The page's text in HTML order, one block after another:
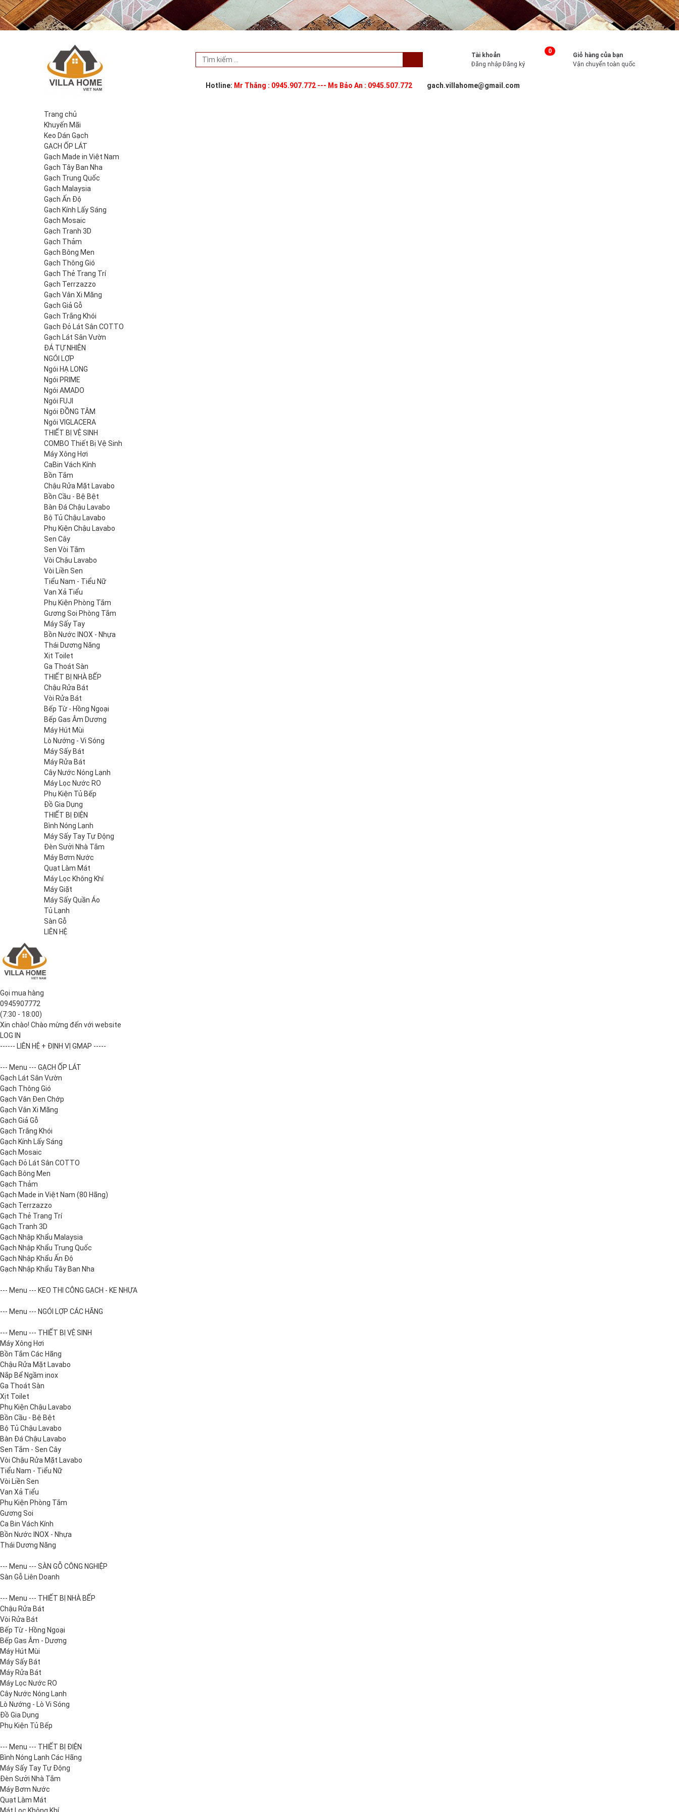
Tài khoản
Đăng nhập Đăng ký
0
Giỏ hàng của bạn
Vận chuyển toàn quốc
Hotline: Mr Thắng : 0945.907.772 --- Ms Bảo An : 0945.507.772 gach.villahome@gmail.com
Trang chủ
Khuyến Mãi
Keo Dán Gạch
GẠCH ỐP LÁT
Gạch Made in Việt Nam
Gạch Tây Ban Nha
Gạch Trung Quốc
Gạch Malaysia
Gạch Ấn Độ
Gạch Kính Lấy Sáng
Gạch Mosaic
Gạch Tranh 3D
Gạch Thảm
Gạch Bông Men
Gạch Thông Gió
Gạch Thẻ Trang Trí
Gạch Terrzazzo
Gạch Vân Xi Măng
Gạch Giả Gỗ
Gạch Trắng Khói
Gạch Đỏ Lát Sân COTTO
Gạch Lát Sân Vườn
ĐÁ TỰ NHIÊN
NGÓI LỢP
Ngói HẠ LONG
Ngói PRIME
Ngói AMADO
Ngói FUJI
Ngói ĐỒNG TÂM
Ngói VIGLACERA
THIẾT BỊ VỆ SINH
COMBO Thiết Bị Vệ Sinh
Máy Xông Hơi
CaBin Vách Kính
Bồn Tắm
Chậu Rửa Mặt Lavabo
Bồn Cầu - Bệ Bệt
Bàn Đá Chậu Lavabo
Bộ Tủ Chậu Lavabo
Phụ Kiện Chậu Lavabo
Sen Cây
Sen Vòi Tắm
Vòi Chậu Lavabo
Vòi Liền Sen
Tiểu Nam - Tiểu Nữ
Van Xả Tiểu
Phụ Kiện Phòng Tắm
Gương Soi Phòng Tắm
Máy Sấy Tay
Bồn Nước INOX - Nhựa
Thái Dương Năng
Xịt Toilet
Ga Thoát Sàn
THIẾT BỊ NHÀ BẾP
Chậu Rửa Bát
Vòi Rửa Bát
Bếp Từ - Hồng Ngoại
Bếp Gas Âm Dương
Máy Hút Mùi
Lò Nướng - Vi Sóng
Máy Sấy Bát
Máy Rửa Bát
Cây Nước Nóng Lạnh
Máy Lọc Nước RO
Phụ Kiện Tủ Bếp
Đồ Gia Dụng
THIẾT BỊ ĐIỆN
Bình Nóng Lạnh
Máy Sấy Tay Tự Động
Đèn Sưởi Nhà Tắm
Máy Bơm Nước
Quạt Làm Mát
Máy Lọc Không Khí
Máy Giặt
Máy Sấy Quần Áo
Tủ Lạnh
Sàn Gỗ
LIÊN HỆ
Gọi mua hàng
0945907772
(7:30 - 18:00)
Xin chào! Chào mừng đến với website
LOG IN
------ LIÊN HỆ + ĐỊNH VỊ GMAP -----
--- Menu --- GẠCH ỐP LÁT
Gạch Lát Sân Vườn
Gạch Thông Gió
Gạch Vân Đen Chớp
Gạch Vân Xi Măng
Gạch Giả Gỗ
Gạch Trắng Khói
Gạch Kính Lấy Sáng
Gạch Mosaic
Gạch Đỏ Lát Sân COTTO
Gạch Bông Men
Gạch Thảm
Gạch Made in Việt Nam (80 Hãng)
Gạch Terrzazzo
Gạch Thẻ Trang Trí
Gạch Tranh 3D
Gạch Nhập Khẩu Malaysia
Gạch Nhập Khẩu Trung Quốc
Gạch Nhập Khẩu Ấn Độ
Gạch Nhập Khẩu Tây Ban Nha
--- Menu --- KEO THI CÔNG GẠCH - KE NHỰA
--- Menu --- NGÓI LỢP CÁC HÃNG
--- Menu --- THIẾT BỊ VỆ SINH
Máy Xông Hơi
Bồn Tắm Các Hãng
Chậu Rửa Mặt Lavabo
Nắp Bể Ngầm inox
Ga Thoát Sàn
Xịt Toilet
Phụ Kiện Chậu Lavabo
Bồn Cầu - Bệ Bệt
Bộ Tủ Chậu Lavabo
Bàn Đá Chậu Lavabo
Sen Tắm - Sen Cây
Vòi Chậu Rửa Mặt Lavabo
Tiểu Nam - Tiểu Nữ
Vòi Liền Sen
Van Xả Tiểu
Phụ Kiện Phòng Tắm
Gương Soi
Ca Bin Vách Kính
Bồn Nước INOX - Nhựa
Thái Dương Năng
--- Menu --- SÀN GỖ CÔNG NGHIỆP
Sàn Gỗ Liên Doanh
--- Menu --- THIẾT BỊ NHÀ BẾP
Chậu Rửa Bát
Vòi Rửa Bát
Bếp Từ - Hồng Ngoại
Bếp Gas Âm - Dương
Máy Hút Mùi
Máy Sấy Bát
Máy Rửa Bát
Máy Lọc Nước RO
Cây Nước Nóng Lạnh
Lò Nướng - Lò Vi Sóng
Đồ Gia Dụng
Phụ Kiện Tủ Bếp
--- Menu --- THIẾT BỊ ĐIỆN
Bình Nóng Lạnh Các Hãng
Máy Sấy Tay Tự Động
Đèn Sưởi Nhà Tắm
Máy Bơm Nước
Quạt Làm Mát